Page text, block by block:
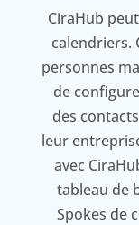
CiraHub
calendriers.
personnes
de
des
leur
avec
tableau de
Spokes de